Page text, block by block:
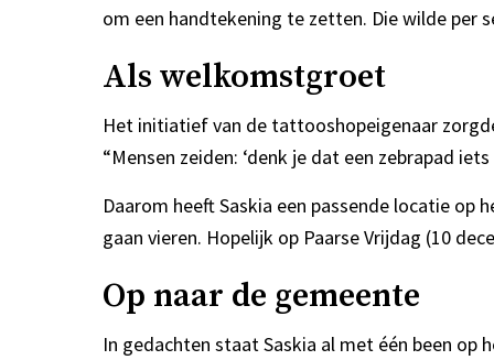
om een handtekening te zetten. Die wilde per
Als welkomstgroet
Het initiatief van de tattooshopeigenaar
“Mensen zeiden: ‘denk je dat een zebrapad
Daarom heeft Saskia een passende locatie
gaan vieren. Hopelijk op Paarse Vrijdag (10
Op naar de gemeente
In gedachten staat Saskia al met één been op